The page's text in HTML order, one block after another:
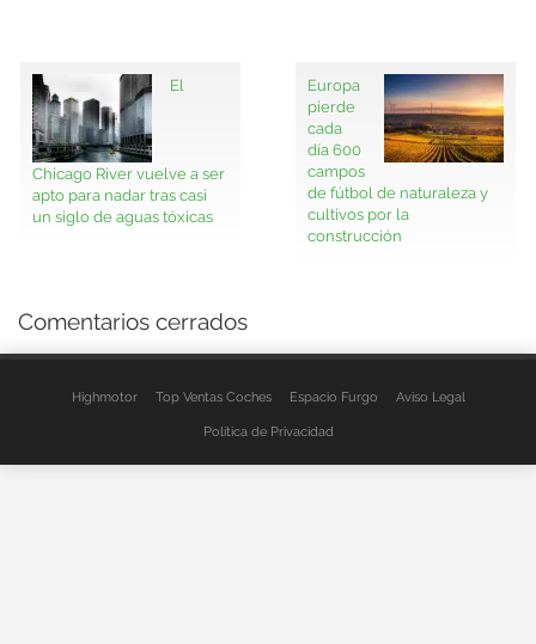
El
Chicago River vuelve a ser
apto para nadar tras casi
un siglo de aguas tóxicas
Europa
pierde
cada
día 600
campos
de fútbol de naturaleza y
cultivos por la
construcción
Comentarios cerrados
Highmotor Top Ventas Coches Espacio Furgo Aviso Legal
Política de Privacidad